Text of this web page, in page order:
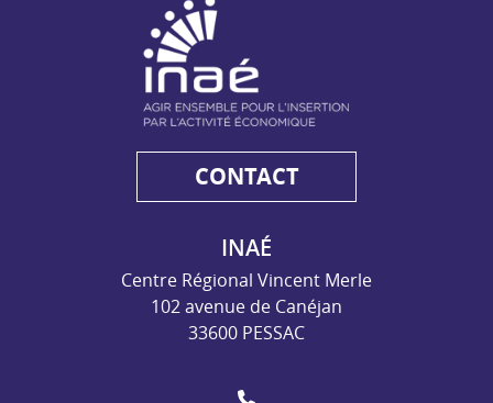
CONTACT
INAÉ
Centre Régional Vincent Merle
102 avenue de Canéjan
33600 PESSAC